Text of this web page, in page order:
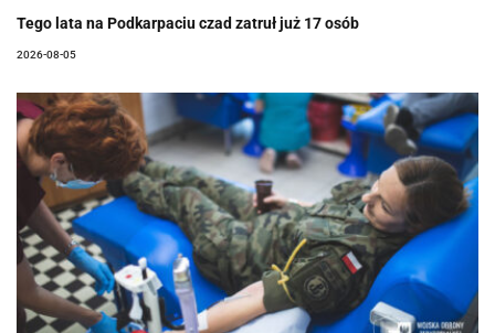
Tego lata na Podkarpaciu czad zatruł już 17 osób
2026-08-05